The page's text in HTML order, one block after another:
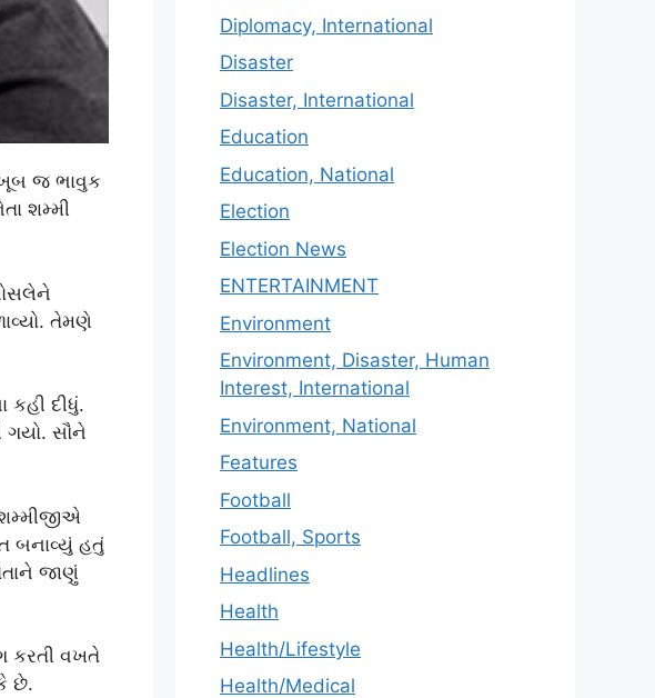
ખૂબ જ ભાવુક
શમ્મી
તેમણે
દીધું.
ગયો. સૌને
બનાવ્યું હતું
જાણું
કરતી વખતે
છે.
Diplomacy, International
Disaster
Disaster, International
Education
Education, National
Election
Election News
ENTERTAINMENT
Environment
Environment, Disaster, Human
Interest, International
Environment, National
Features
Football
Football, Sports
Headlines
Health
Health/Lifestyle
Health/Medical